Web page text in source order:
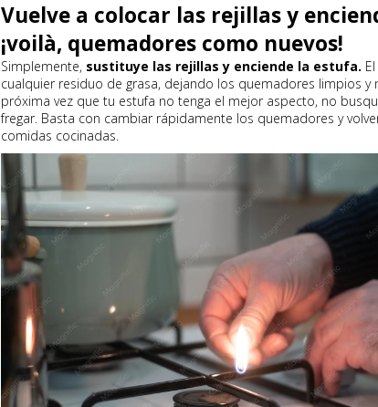
Vuelve a colocar las rejillas y
¡voilà, quemadores como nuevos!
Simplemente, sustituye las rejillas y enciende la estufa.
cualquier residuo de grasa, dejando los quemadores limpios y
próxima vez que tu estufa no tenga el mejor aspecto, no
fregar. Basta con cambiar rápidamente los quemadores y
comidas cocinadas.